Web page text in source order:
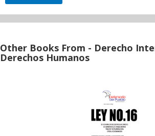
Other Books From - Derecho
Derechos Humanos